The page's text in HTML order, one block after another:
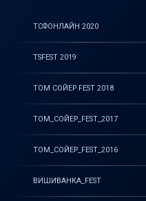
ТСФОНЛАЙН 2020
TSFEST 2019
ТОМ СОЙЕР FEST 2018
ТОМ_СОЙЕР_FEST_2017
ТОМ_СОЙЕР_FEST_2016
ВИШИВАНКА_FEST